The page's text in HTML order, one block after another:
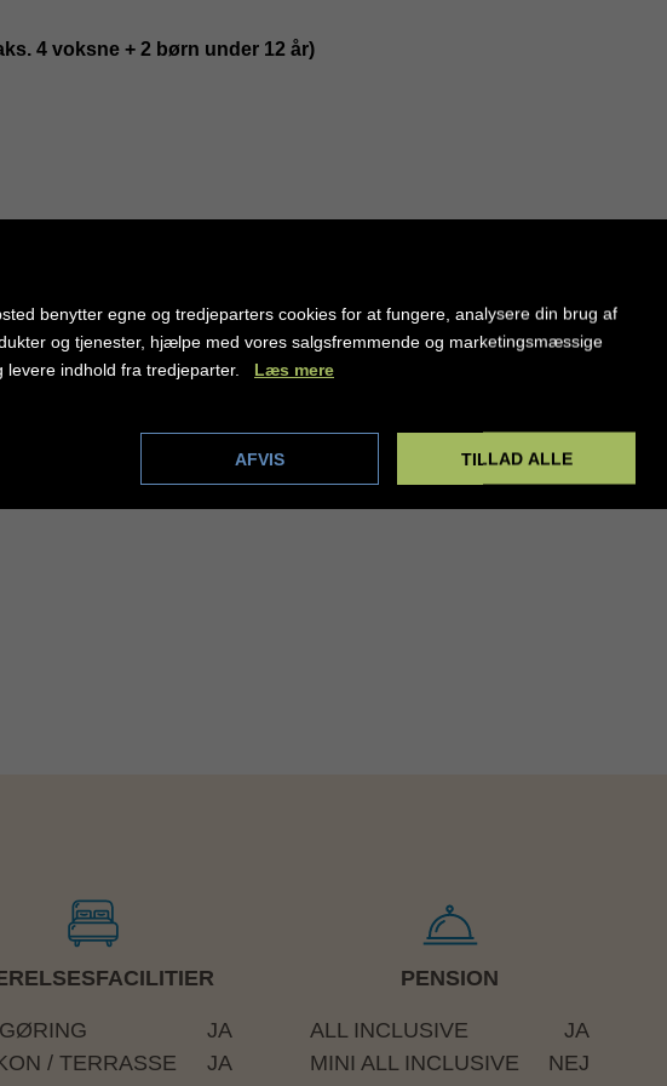
en opkobling af gangen. Pris og
Travels kontrol.
dampbad, indendørs & opvarmet
ekstra gebyr for oplysning af bane)
4 voksne + 2 børn under 12 år)
omkring åbningstiderne for
snacks mellem måltiderne.
Tiran.
kaffe & te. Til frokost og aftensmad
betaling for importerede mærker.
af is fra buffeten, som dessert. Is kan
JA
/ TERRASSE
JA
PENSION
ALL INCLUSIVE
JA
MINI ALL INCLUSIVE
NEJ
benytter egne og tredjeparters cookies for at fungere, analysere din brug af
og tjenester, hjælpe med vores salgsfremmende og marketingsmæssige
levere indhold fra tredjeparter. Læs mere
AFVIS TILLAD ALLE